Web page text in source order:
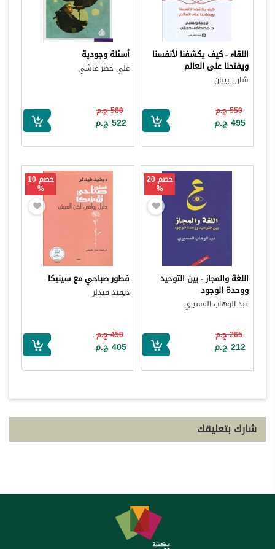
اللقاء - كيف يكشفنا لأنفسنا
ويفتحنا على العالم
شارل بيبان
550 ج.م
495 ج.م
أسئلة وجودية
علي خضر غاشي
580 ج.م
522 ج.م
خصم 20
%
اللغة والمجاز - بين التوحيد
ووحدة الوجود
عبد الوهاب المسيري
265 ج.م
212 ج.م
خصم 10
%
فطور صباحي مع سينيكا
ديفيد فيدلر
450 ج.م
405 ج.م
شارك بتعليقك